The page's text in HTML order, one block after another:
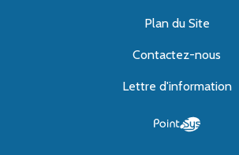
Plan du Site
Contactez-nous
Lettre d'information